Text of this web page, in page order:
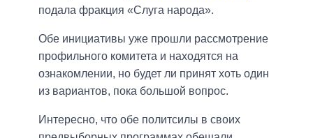
подала фракция «Слуга народа».
Обе инициативы уже прошли рассмотрение
профильного комитета и находятся на
ознакомлении, но будет ли принят хоть один
из вариантов, пока большой вопрос.
Интересно, что обе политсилы в своих